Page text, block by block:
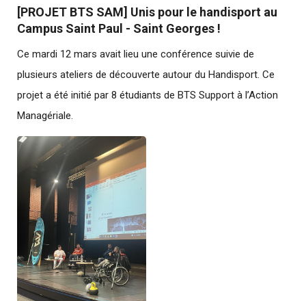
[PROJET BTS SAM] Unis pour le handisport au
Campus Saint Paul - Saint Georges !
Ce mardi 12 mars avait lieu une conférence suivie de
plusieurs ateliers de découverte autour du Handisport. Ce
projet a été initié par 8 étudiants de BTS Support à l’Action
Managériale.